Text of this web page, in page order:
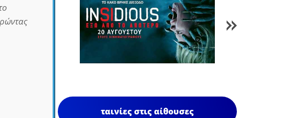
ταινίες στις αίθουσες